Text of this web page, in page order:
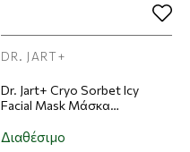
DR. JART+
Dr. Jart+ Cryo Sorbet Icy
Facial Mask Μάσκα
Διαθέσιμο